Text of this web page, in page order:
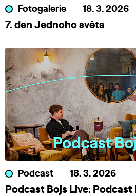
Fotogalerie 18. 3. 2026
7. den Jednoho světa
Podcast 18. 3. 2026
Podcast Bojs Live: